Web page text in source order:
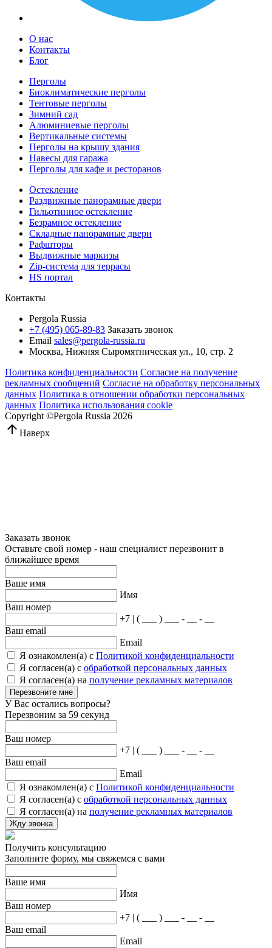
О нас
Контакты
Блог
Перголы
Биоклиматические перголы
Тентовые перголы
Зимний сад
Алюминиевые перголы
Вертикальные системы
Перголы на крышу здания
Навесы для гаража
Перголы для кафе и ресторанов
Остекление
Раздвижные панорамные двери
Гильотинное остекление
Безрамное остекление
Складные панорамные двери
Рафшторы
Выдвижные маркизы
Zip-система для террасы
HS портал
Контакты
Pergola Russia
+7 (495) 065-89-83 Заказать звонок
Email sales@pergola-russia.ru
Москва, Нижняя Сыромятническая ул., 10, стр. 2
Политика конфиденциальности Согласие на получение
рекламных сообщений Согласие на обработку персональных
данных Политика в отношении обработки персональных
данных Политика использования cookie
Copyright ©Pergola Russia 2026
Наверх
Заказать звонок
Оставьте свой номер - наш специалист перезвонит в
ближайшее время
Ваше имя
Имя
Ваш номер
+7 | ( ___ ) ___ - __ - __
Ваш email
Email
Я ознакомлен(а) с Политикой конфиденциальности
Я согласен(а) с обработкой персональных данных
Я согласен(а) на получение рекламных материалов
Перезвоните мне
У Вас остались вопросы?
Перезвоним за 59 секунд
Ваш номер
+7 | ( ___ ) ___ - __ - __
Ваш email
Email
Я ознакомлен(а) с Политикой конфиденциальности
Я согласен(а) с обработкой персональных данных
Я согласен(а) на получение рекламных материалов
Жду звонка
Получить консультацию
Заполните форму, мы свяжемся с вами
Ваше имя
Имя
Ваш номер
+7 | ( ___ ) ___ - __ - __
Ваш email
Email